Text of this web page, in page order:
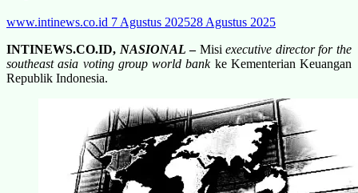
www.intinews.co.id 7 Agustus 202528 Agustus 2025
INTINEWS.CO.ID, NASIONAL –Misiexecutive director for the
southeast asia voting group world bankke Kementerian Keuangan
Republik Indonesia.